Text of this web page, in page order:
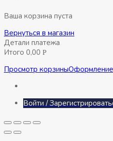
Ваша корзина пуста
Вернуться в магазин
Детали платежа
Итого 0,00 Р
Просмотр корзиныОформление
Войти /